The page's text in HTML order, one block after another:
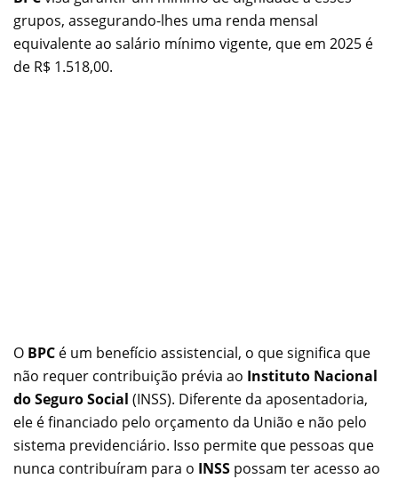
grupos, assegurando-lhes uma renda mensal
equivalente ao salário mínimo vigente, que em 2025 é
de R$ 1.518,00.
O BPC é um benefício assistencial, o que significa que
não requer contribuição prévia ao Instituto Nacional
do Seguro Social (INSS). Diferente da aposentadoria,
ele é financiado pelo orçamento da União e não pelo
sistema previdenciário. Isso permite que pessoas que
nunca contribuíram para o INSS possam ter acesso ao